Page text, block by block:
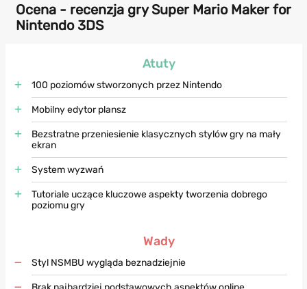
Ocena - recenzja gry Super Mario Maker for
Nintendo 3DS
Atuty
100 poziomów stworzonych przez Nintendo
Mobilny edytor plansz
Bezstratne przeniesienie klasycznych stylów gry na mały
ekran
System wyzwań
Tutoriale uczące kluczowe aspekty tworzenia dobrego
poziomu gry
Wady
Styl NSMBU wygląda beznadziejnie